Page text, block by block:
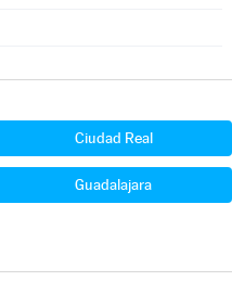
Ciudad Real
Guadalajara